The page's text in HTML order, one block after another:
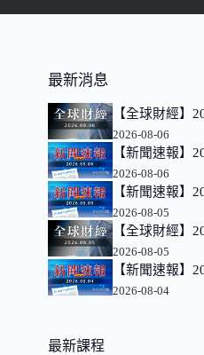
最新消息
【全球財經】
2026-08-06
【新聞速報】
2026-08-06
【新聞速報】
2026-08-05
【全球財經】
2026-08-05
【新聞速報】
2026-08-04
最新課程